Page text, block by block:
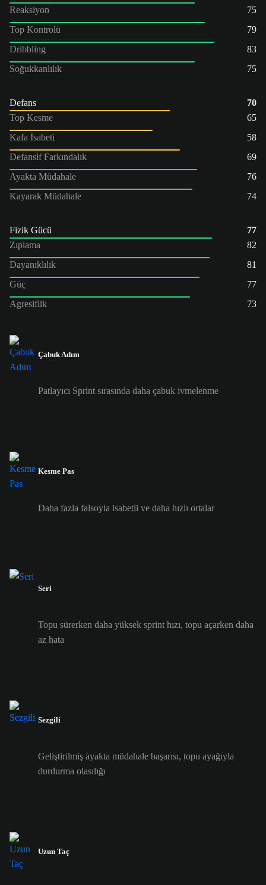
Reaksiyon
75
Top Kontrolü
79
Dribbling
83
Soğukkanlılık
75
Defans
70
Top Kesme
65
Kafa İsabeti
58
Defansif Farkındalık
69
Ayakta Müdahale
76
Kayarak Müdahale
74
Fizik Gücü
77
Zıplama
82
Dayanıklılık
81
Güç
77
Agresiflik
73
Çabuk Adım
Patlayıcı Sprint sırasında daha çabuk ivmelenme
Kesme Pas
Daha fazla falsoyla isabetli ve daha hızlı ortalar
Seri
Topu sürerken daha yüksek sprint hızı, topu açarken daha
az hata
Sezgili
Geliştirilmiş ayakta müdahale başarısı, topu ayağıyla
durdurma olasılığı
Uzun Taç